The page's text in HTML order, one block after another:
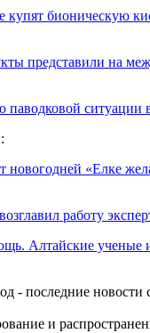
купят бионическую
представили на
паводковой ситуации
новогодней «Елке
работу
Алтайские ученые
- последние новости
и